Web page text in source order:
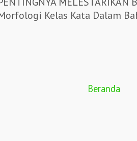
Kelas Kata Dalam
Beranda